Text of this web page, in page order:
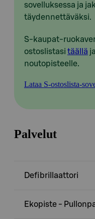
sovelluksessa ja
täydennettäväksi.
S-kaupat-
ostoslistasi täällä
noutopisteelle.
Lataa S-ostoslista-
Palvelut
Defibrillaattori
Ekopiste -